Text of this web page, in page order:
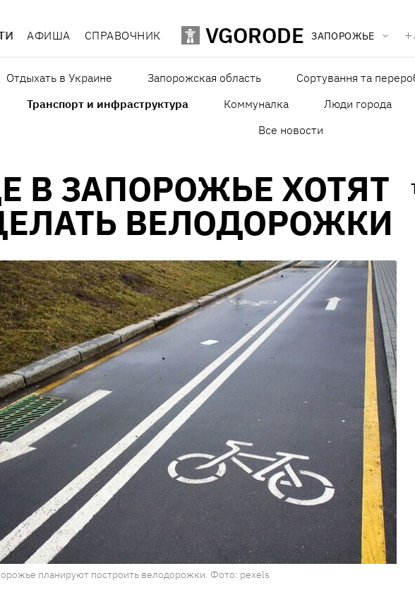
АФИША СПРАВОЧНИК VGORODE ЗАПОРОЖЬЕ
Отдыхать в Украине Запорожская область Сортування та
Транспорт и инфраструктура
Коммуналка Люди города
Все новости
В ЗАПОРОЖЬЕ ХОТЯТ
ВЕЛОДОРОЖКИ
планируют построить велодорожки. Фото: pexels